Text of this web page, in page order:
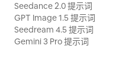
Seedance 2.0 提示词
GPT Image 1.5 提示词
Seedream 4.5 提示词
Gemini 3 Pro 提示词